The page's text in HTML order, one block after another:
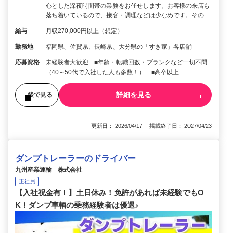
心とした深夜時間帯の業務をお任せします。お客様の来店も
落ち着いているので、接客・調理などは少なめです。その…
給与 月収270,000円以上（想定）
勤務地 福岡県、佐賀県、長崎県、大分県の「すき家」各店舗
応募資格
未経験者大歓迎 ■年齢・転職回数・ブランクなど一切不問
（40～50代で入社した人も多数！） ■高卒以上
後で見る 詳細を見る
更新日： 2026/04/17 掲載終了日： 2027/04/23
ダンプトレーラーのドライバー
九州産業運輸 株式会社
正社員
【入社祝金有！】土日休み！免許があれば未経験でもO
K！ダンプ車輌の乗務経験者は優遇♪